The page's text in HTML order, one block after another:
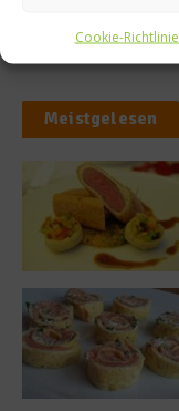
Cookie-Richtlinie
Meistgelesen